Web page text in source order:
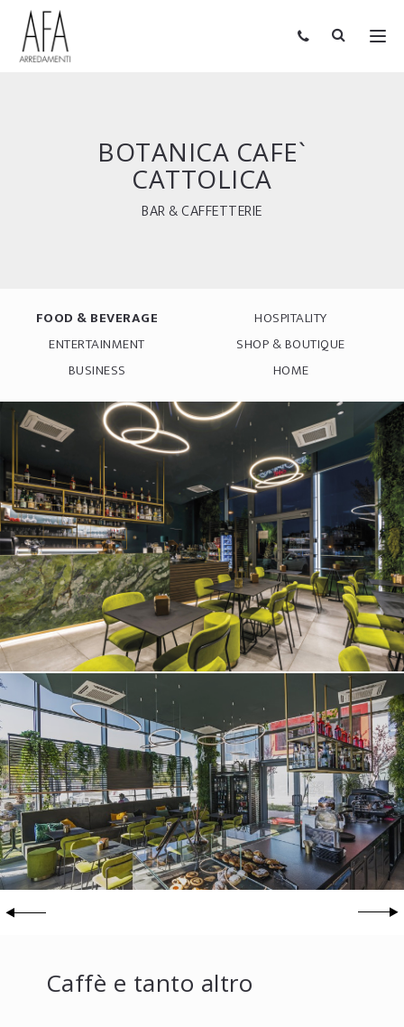
BOTANICA CAFE`
CATTOLICA
BAR & CAFFETTERIE
FOOD & BEVERAGE
HOSPITALITY
ENTERTAINMENT
SHOP & BOUTIQUE
BUSINESS
HOME
Caffè e tanto altro